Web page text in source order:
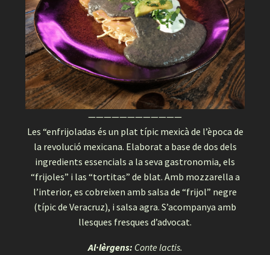
————————————
Les “enfrijoladas és un plat típic mexicà de l’època de
la revolució mexicana. Elaborat a base de dos dels
ingredients essencials a la seva gastronomia, els
“frijoles” i las “tortitas” de blat. Amb mozzarella a
l’interior, es cobreixen amb salsa de “frijol” negre
(típic de Veracruz), i salsa agra. S’acompanya amb
llesques fresques d’advocat.
Al·lèrgens: Conte lactis.